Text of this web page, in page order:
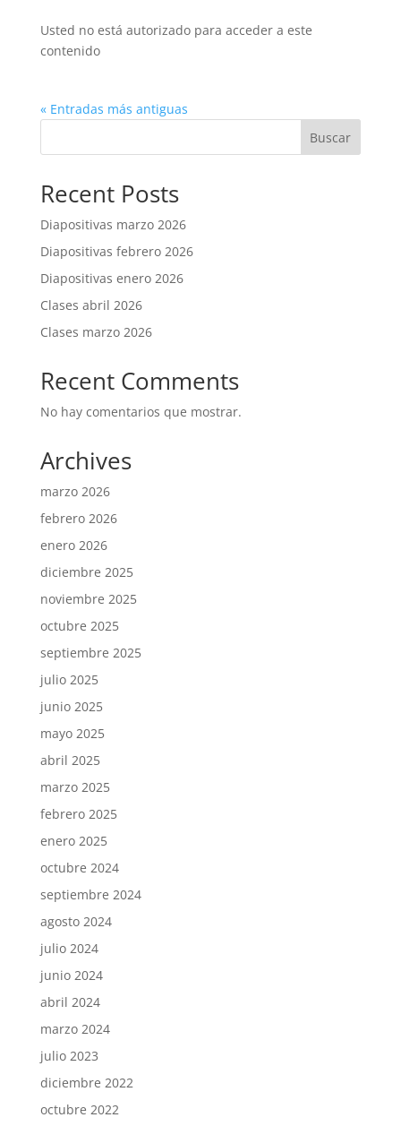
Usted no está autorizado para acceder a este
contenido
« Entradas más antiguas
Buscar
Recent Posts
Diapositivas marzo 2026
Diapositivas febrero 2026
Diapositivas enero 2026
Clases abril 2026
Clases marzo 2026
Recent Comments
No hay comentarios que mostrar.
Archives
marzo 2026
febrero 2026
enero 2026
diciembre 2025
noviembre 2025
octubre 2025
septiembre 2025
julio 2025
junio 2025
mayo 2025
abril 2025
marzo 2025
febrero 2025
enero 2025
octubre 2024
septiembre 2024
agosto 2024
julio 2024
junio 2024
abril 2024
marzo 2024
julio 2023
diciembre 2022
octubre 2022